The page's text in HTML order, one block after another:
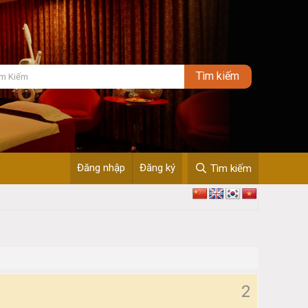
Đăng nhập Đăng ký Tìm kiếm
2